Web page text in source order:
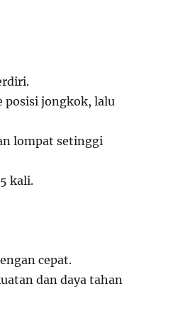
posisi jongkok, lalu
lompat setinggi
kali.
cepat.
dan daya tahan